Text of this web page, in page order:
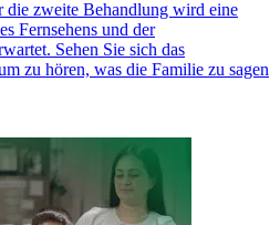
die zweite Behandlung wird eine
Fernsehens und der
Sehen Sie sich das
zu hören, was die Familie zu sagen